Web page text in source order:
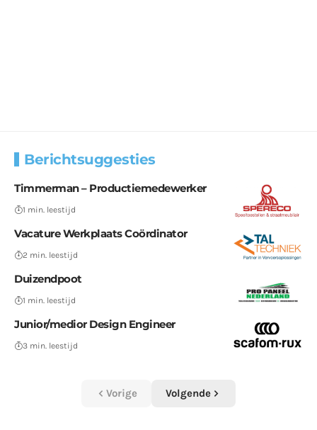
Berichtsuggesties
Timmerman – Productiemedewerker
1 min. leestijd
Vacature Werkplaats Coördinator
2 min. leestijd
Duizendpoot
1 min. leestijd
Junior/medior Design Engineer
3 min. leestijd
Vorige Volgende